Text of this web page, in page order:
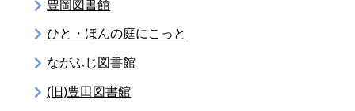
豊岡図書館
ひと・ほんの庭にこっと
ながふじ図書館
(旧)豊田図書館